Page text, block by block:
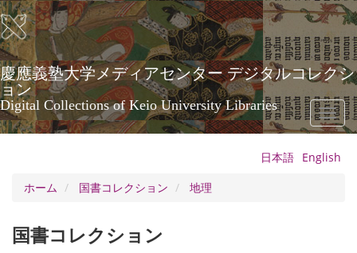
メ
イ
ン
コ
ン
テ
ン
ツ
に
慶應義塾大学メディアセンター デジタルコレクシ
ョン
Digital Collections of Keio University Libraries
Toggle
日本語 English
ホーム
国書コレクション 地理
国書コレクション